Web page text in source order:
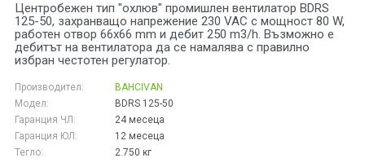
Центробежен тип "охлюв" промишлен вентилатор BDRS
125-50, захранващо напрежение 230 VAC с мощност 80 W,
работен отвор 66x66 mm и дебит 250 m3/h. Възможно е
дебитът на вентилатора да се намалява с правилно
избран честотен регулатор.
Производител:
BAHCIVAN
Модел:
BDRS 125-50
Гаранция ЧЛ:
24 месеца
Гаранция ЮЛ:
12 месеца
Тегло:
2.750 кг